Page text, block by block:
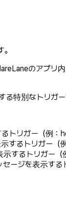
のアプリ内
特別なトリガー
トリガー（例：
するトリガー（
するトリガー（
セージを表示す